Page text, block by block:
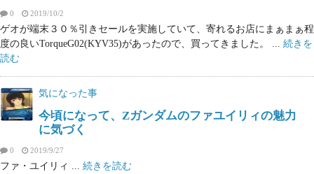
0 2019/10/2
ゲオが端末３０％引きセールを実施していて、寄れるお店にまぁまぁ程
度の良いTorqueG02(KYV35)があったので、買ってきました。 ... 続きを
読む
気になった事
今頃になって、Zガンダムのファユイリィの魅力
に気づく
0 2019/9/27
ファ・ユイリィ ... 続きを読む